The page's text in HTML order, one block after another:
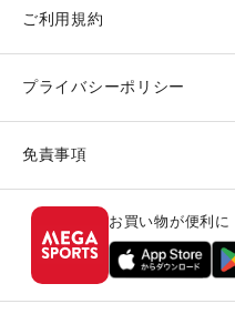
ご利用規約
プライバシーポリシー
免責事項
お買い物が便利に